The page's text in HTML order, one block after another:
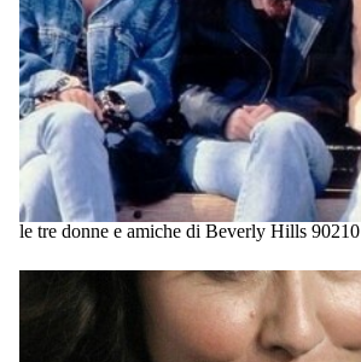
le tre donne e amiche di Beverly Hills 90210